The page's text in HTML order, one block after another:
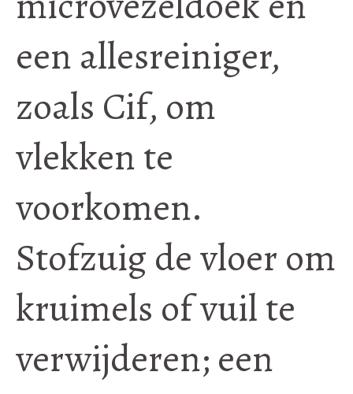
een allesreiniger,
zoals Cif, om
vlekken te
voorkomen.
Stofzuig de vloer om
kruimels of vuil te
verwijderen; een